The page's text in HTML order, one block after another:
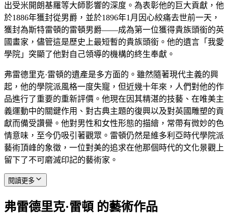
出受米開朗基羅等大師影響的深度。為表彰他的巨大貢獻，他
於1886年獲封從男爵，並於1896年1月因心絞痛去世前一天，
獲封為斯特雷頓的雷頓男爵——成為第一位獲得貴族頭銜的英
國畫家，儘管這是歷史上最短暫的貴族頭銜。他的遺言「我愛
學院」突顯了他對自己領導的機構的終生奉獻。
弗雷德里克·雷頓的遺產是多方面的。雖然隨著現代主義的興
起，他的學院派風格一度失寵，但近幾十年來，人們對他的作
品進行了重要的重新評價。他現在因其精湛的技藝、在唯美主
義運動中的關鍵作用、對古典主題的復興以及對英國雕塑的貢
獻而備受讚譽。他對男性和女性形態的描繪，常帶有微妙的色
情意味，至今仍吸引著觀眾。雷頓仍然是維多利亞時代學院派
藝術頂峰的象徵，一位對美的追求在他那個時代的文化景觀上
留下了不可磨滅印記的藝術家。
閱讀更多
弗雷德里克·雷頓 的藝術作品